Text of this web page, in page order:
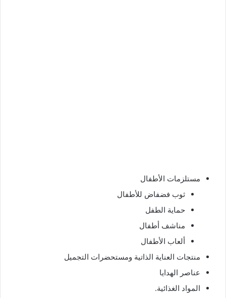
مستلزمات الأطفال
ثوب فضفاض للأطفال
حماية الطفل
مناشف أطفال
ألعاب الأطفال
منتجات العناية الذاتية ومستحضرات التجميل
عناصر الهدايا
المواد الغذائية.